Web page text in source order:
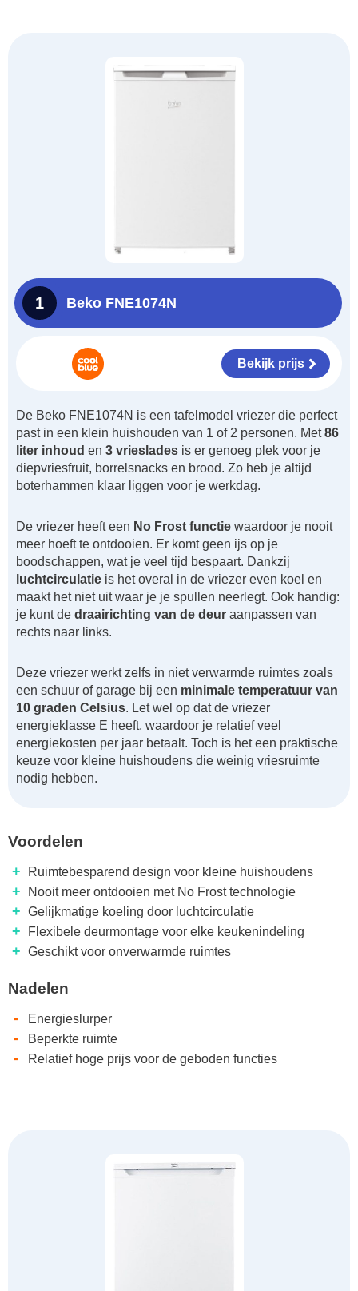
1 Beko FNE1074N
Bekijk prijs
De Beko FNE1074N is een tafelmodel vriezer die perfect
past in een klein huishouden van 1 of 2 personen. Met86
liter inhoud en 3 vrieslades is er genoeg plek voor je
diepvriesfruit, borrelsnacks en brood. Zo heb je altijd
boterhammen klaar liggen voor je werkdag.
De vriezer heeft een No Frost functie waardoor je nooit
meer hoeft te ontdooien. Er komt geen ijs op je
boodschappen, wat je veel tijd bespaart. Dankzij
luchtcirculatie is het overal in de vriezer even koel en
maakt het niet uit waar je je spullen neerlegt. Ook handig:
je kunt de draairichting van de deur aanpassen van
rechts naar links.
Deze vriezer werkt zelfs in niet verwarmde ruimtes zoals
een schuur of garage bij een minimale temperatuur van
10 graden Celsius. Let wel op dat de vriezer
energieklasse E heeft, waardoor je relatief veel
energiekosten per jaar betaalt. Toch is het een praktische
keuze voor kleine huishoudens die weinig vriesruimte
nodig hebben.
Voordelen
+ Ruimtebesparend design voor kleine huishoudens
+ Nooit meer ontdooien met No Frost technologie
+ Gelijkmatige koeling door luchtcirculatie
+ Flexibele deurmontage voor elke keukenindeling
+ Geschikt voor onverwarmde ruimtes
Nadelen
- Energieslurper
- Beperkte ruimte
- Relatief hoge prijs voor de geboden functies